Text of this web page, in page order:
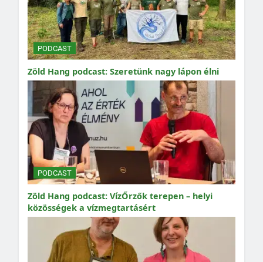
PODCAST
Zöld Hang podcast: Szeretünk nagy lápon élni
PODCAST
Zöld Hang podcast: VízŐrzők terepen – helyi
közösségek a vízmegtartásért